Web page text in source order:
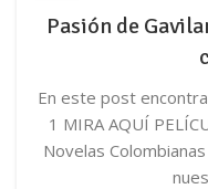
Pasión de
En este post
1 MIRA AQUÍ
Novelas